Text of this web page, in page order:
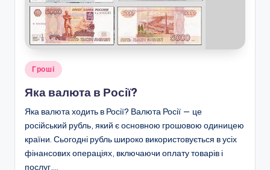
Опубліковано
Гроші
Яка валюта в Росії?
Яка валюта ходить в Росії? Валюта Росії — це
російський рубль, який є основною грошовою одиницею
країни. Сьогодні рубль широко використовується в усіх
фінансових операціях, включаючи оплату товарів і
послуг,…